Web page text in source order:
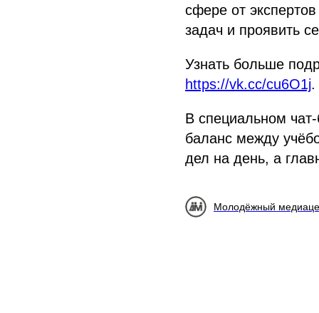
сфере от
задач и проявить
Узнать больше
https://vk.cc/cu6O1j.
В специальном
баланс между
дел на день, а
Молодёжный